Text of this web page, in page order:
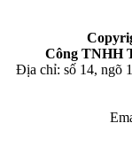
Công TNHH
Địa chỉ: số 14, ngõ